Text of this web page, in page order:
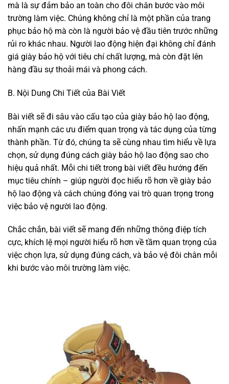
mà là sự đảm bảo an toàn cho đôi chân bước vào môi
trường làm việc. Chúng không chỉ là một phần của trang
phục bảo hộ mà còn là người bảo vệ đầu tiên trước những
rủi ro khác nhau. Người lao động hiện đại không chỉ đánh
giá giày bảo hộ với tiêu chí chất lượng, mà còn đặt lên
hàng đầu sự thoải mái và phong cách.
B. Nội Dung Chi Tiết của Bài Viết
Bài viết sẽ đi sâu vào cấu tạo của giày bảo hộ lao động,
nhấn mạnh các ưu điểm quan trọng và tác dụng của từng
thành phần. Từ đó, chúng ta sẽ cùng nhau tìm hiểu về lựa
chọn, sử dụng đúng cách giày bảo hộ lao động sao cho
hiệu quả nhất. Mỗi chi tiết trong bài viết đều hướng đến
mục tiêu chính – giúp người đọc hiểu rõ hơn về giày bảo
hộ lao động và cách chúng đóng vai trò quan trọng trong
việc bảo vệ người lao động.
Chắc chắn, bài viết sẽ mang đến những thông điệp tích
cực, khích lệ mọi người hiểu rõ hơn về tầm quan trọng của
việc chọn lựa, sử dụng đúng cách, và bảo vệ đôi chân mỗi
khi bước vào môi trường làm việc.